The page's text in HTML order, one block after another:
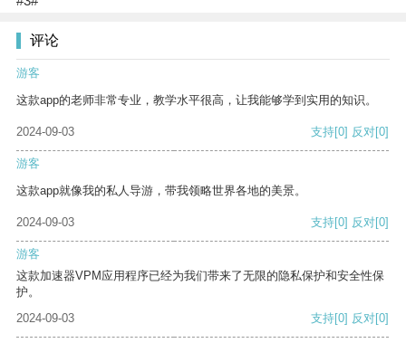
评论
游客
这款app的老师非常专业，教学水平很高，让我能够学到实用的知识。
2024-09-03 支持[0] 反对[0]
游客
这款app就像我的私人导游，带我领略世界各地的美景。
2024-09-03 支持[0] 反对[0]
游客
这款加速器VPM应用程序已经为我们带来了无限的隐私保护和安全性保
护。
2024-09-03
支持[0] 反对[0]